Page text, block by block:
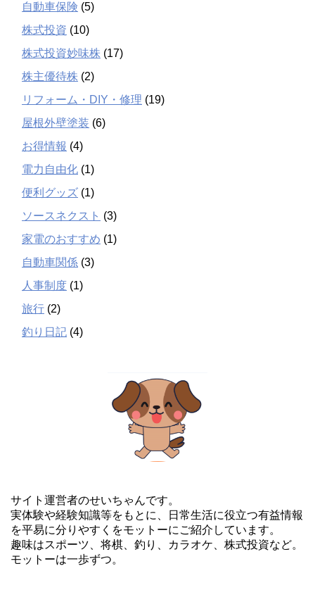
自動車保険 (5)
株式投資 (10)
株式投資妙味株 (17)
株主優待株 (2)
リフォーム・DIY・修理 (19)
屋根外壁塗装 (6)
お得情報 (4)
電力自由化 (1)
便利グッズ (1)
ソースネクスト (3)
家電のおすすめ (1)
自動車関係 (3)
人事制度 (1)
旅行 (2)
釣り日記 (4)
サイト運営者のせいちゃんです。
実体験や経験知識等をもとに、日常生活に役立つ有益情報
を平易に分りやすくをモットーにご紹介しています。
趣味はスポーツ、将棋、釣り、カラオケ、株式投資など。
モットーは一歩ずつ。